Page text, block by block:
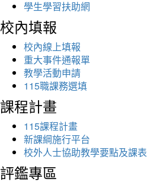
學生學習扶助網
校內填報
校內線上填報
重大事件通報單
教學活動申請
115職課務選填
課程計畫
115課程計畫
新課綱施行平台
校外人士協助教學要點及課表
評鑑專區